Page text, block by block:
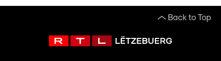
Back to Top